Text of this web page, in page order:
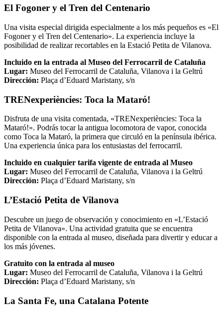
El Fogoner y el Tren del Centenario
Una visita especial dirigida especialmente a los más pequeños es «El
Fogoner y el Tren del Centenario». La experiencia incluye la
posibilidad de realizar recortables en la Estació Petita de Vilanova.
Incluido en la entrada al Museo del Ferrocarril de Cataluña
Lugar: Museo del Ferrocarril de Cataluña, Vilanova i la Geltrú
Dirección: Plaça d’Eduard Maristany, s/n
TRENexperiències: Toca la Mataró!
Disfruta de una visita comentada, «TRENexperiències: Toca la
Mataró!». Podrás tocar la antigua locomotora de vapor, conocida
como Toca la Mataró, la primera que circuló en la península ibérica.
Una experiencia única para los entusiastas del ferrocarril.
Incluido en cualquier tarifa vigente de entrada al Museo
Lugar: Museo del Ferrocarril de Cataluña, Vilanova i la Geltrú
Dirección: Plaça d’Eduard Maristany, s/n
L’Estació Petita de Vilanova
Descubre un juego de observación y conocimiento en «L’Estació
Petita de Vilanova». Una actividad gratuita que se encuentra
disponible con la entrada al museo, diseñada para divertir y educar a
los más jóvenes.
Gratuito con la entrada al museo
Lugar: Museo del Ferrocarril de Cataluña, Vilanova i la Geltrú
Dirección: Plaça d’Eduard Maristany, s/n
La Santa Fe, una Catalana Potente